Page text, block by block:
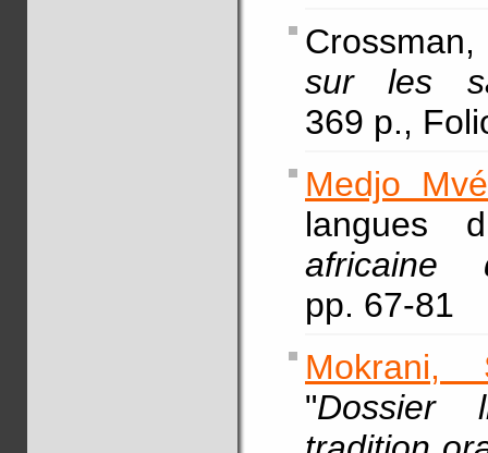
sur les
369 p.,
Medjo
langues
africaine
pp. 67-81
Mokrani,
"Dossier